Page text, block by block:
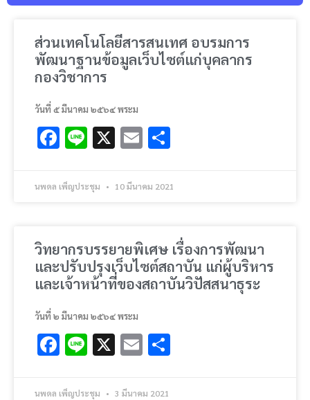
ส่วนเทคโนโลยีสารสนเทศ อบรมการ
พัฒนาฐานข้อมูลเว็บไซต์แก่บุคลากร
กองวิชาการ
วันที่ ๕ มีนาคม ๒๕๖๔ พระม
Facebook
Line
X Email
นพดล เพ็ญประชุม 10 มีนาคม 2021
วิทยากรบรรยายพิเศษ เรื่องการพัฒนา
และปรับปรุงเว็บไซต์สถาบัน แก่ผู้บริหาร
และเจ้าหน้าที่ของสถาบันวิปัสสนาธุระ
วันที่ ๒ มีนาคม ๒๕๖๔ พระม
Facebook
Line
X Email
นพดล เพ็ญประชุม 3 มีนาคม 2021